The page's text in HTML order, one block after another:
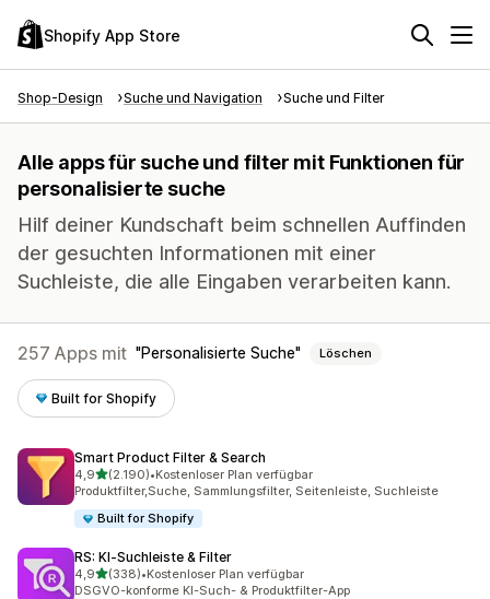
Shopify App Store
Shop-Design Suche und Navigation Suche und Filter
Alle apps für suche und filter mit Funktionen für
personalisierte suche
Hilf deiner Kundschaft beim schnellen Auffinden
der gesuchten Informationen mit einer
Suchleiste, die alle Eingaben verarbeiten kann.
257 Apps mit Personalisierte Suche Löschen
Built for Shopify
Smart Product Filter & Search
4,9von 5 Sternen
(2.190)
2190 Rezensionen insgesamt
•Kostenloser Plan verfügbar
Produktfilter,Suche, Sammlungsfilter, Seitenleiste, Suchleiste
Built for Shopify
RS: KI‑Suchleiste & Filter
4,9von 5 Sternen
(338)
338 Rezensionen insgesamt
•Kostenloser Plan verfügbar
DSGVO-konforme KI-Such- & Produktfilter-App